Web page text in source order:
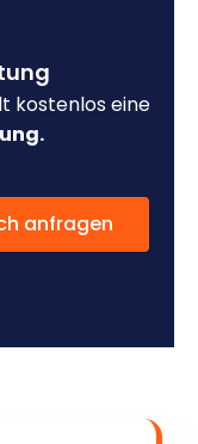
kostenlos eine
anfragen